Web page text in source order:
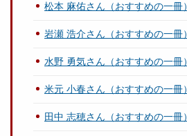
松本 麻佑さん（おすすめの一冊）
岩瀬 浩介さん（おすすめの一冊）
水野 勇気さん（おすすめの一冊）
米元 小春さん（おすすめの一冊）
田中 志穂さん（おすすめの一冊）